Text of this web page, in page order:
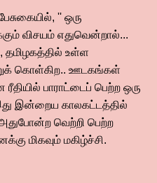
'' ஒரு
விசயம் எதுவென்றால்...
தமிழகத்தில் உள்ள
கொள்கிற.. ஊடகங்கள்
பாராட்டைப் பெற்ற ஒரு
இன்றைய காலகட்டத்தில்
அதுபோன்ற வெற்றி பெற்ற
மிகவும் மகிழ்ச்சி.